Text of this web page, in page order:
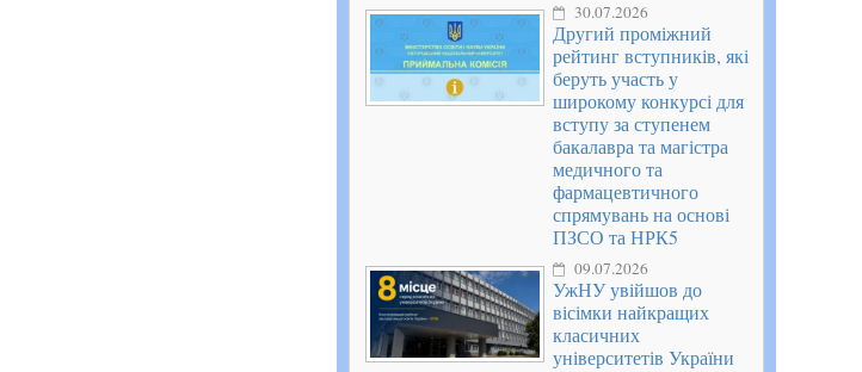
30.07.2026
Другий проміжний
рейтинг вступників, які
беруть участь у
широкому конкурсі для
вступу за ступенем
бакалавра та магістра
медичного та
фармацевтичного
спрямувань на основі
ПЗСО та НРК5
09.07.2026
УжНУ увійшов до
вісімки найкращих
класичних
університетів України